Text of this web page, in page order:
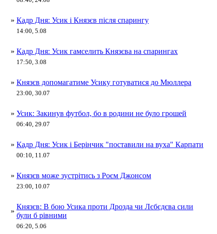
» Кадр Дня: Усик і Князєв після спарингу
14:00, 5.08
» Кадр Дня: Усик гамселить Князєва на спарингах
17:50, 3.08
» Князєв допомагатиме Усику готуватися до Мюллера
23:00, 30.07
» Усик: Закинув футбол, бо в родини не було грошей
06:40, 29.07
» Кадр Дня: Усик і Берінчик "поставили на вуха" Карпати
00:10, 11.07
» Князєв може зустрітись з Роєм Джонсом
23:00, 10.07
»
Князєв: В бою Усика проти Дрозда чи Лєбєдєва сили
були б рівними
06:20, 5.06